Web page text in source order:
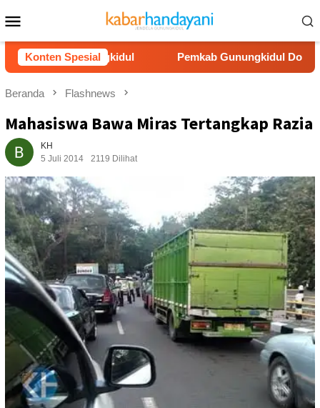
ke
kontenMobile
Konten Spesial
Gunungkidul Pemkab Gunungkidul Dorong Tol
Beranda Flashnews
Mahasiswa Bawa Miras Tertangkap Razia
KH
5 Juli 2014
2119 Dilihat